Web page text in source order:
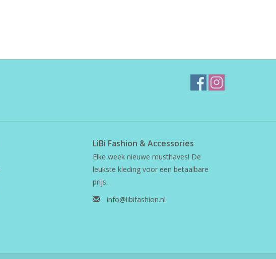
LiBi Fashion & Accessories
Elke week nieuwe musthaves! De
leukste kleding voor een betaalbare
prijs.
info@libifashion.nl